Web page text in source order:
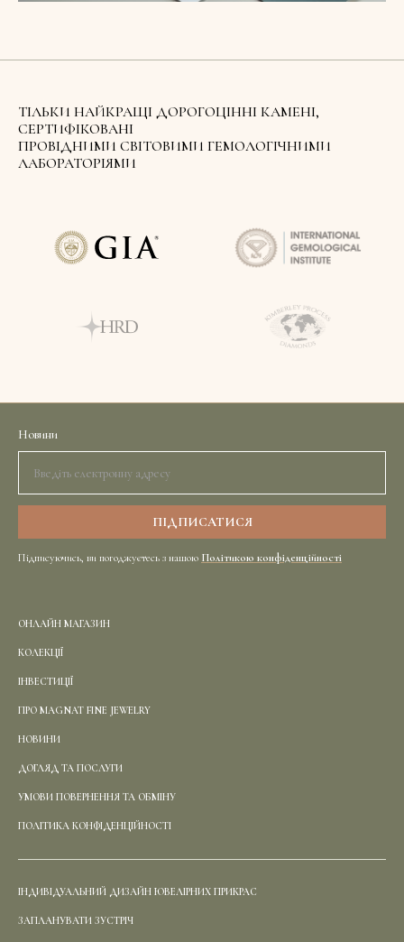
ТІЛЬКИ НАЙКРАЩІ ДОРОГОЦІННІ КАМЕНІ,
СЕРТИФІКОВАНІ
ПРОВІДНИМИ СВІТОВИМИ ГЕМОЛОГІЧНИМИ
ЛАБОРАТОРІЯМИ
Новини
Підписуючись, ви погоджуєтесь з нашою Політикою конфіденційності
ОНЛАЙН МАГАЗИН
КОЛЕКЦІЇ
ІНВЕСТИЦІЇ
ПРО MAGNAT FINE JEWELRY
НОВИНИ
ДОГЛЯД ТА ПОСЛУГИ
УМОВИ ПОВЕРНЕННЯ ТА ОБМІНУ
ПОЛІТИКА КОНФІДЕНЦІЙНОСТІ
ІНДИВІДУАЛЬНИЙ ДИЗАЙН ЮВЕЛІРНИХ ПРИКРАС
ЗАПЛАНУВАТИ ЗУСТРІЧ